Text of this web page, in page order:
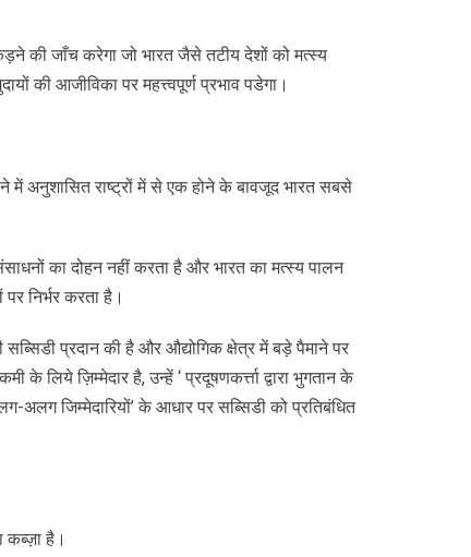
की जाँच करेगा जो भारत जैसे तटीय देशों को मत्स्य
की आजीविका पर महत्त्वपूर्ण प्रभाव पडेगा।
में अनुशासित राष्ट्रों में से एक होने के बावजूद भारत सबसे
का दोहन नहीं करता है और भारत का मत्स्य पालन
निर्भर करता है।
प्रदान की है और औद्योगिक क्षेत्र में बड़े पैमाने पर
लिये ज़िम्मेदार है, उन्हें ‘ प्रदूषणकर्त्ता द्वारा भुगतान के
अलग जिम्मेदारियों’ के आधार पर सब्सिडी को प्रतिबंधित
कब्ज़ा है।